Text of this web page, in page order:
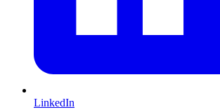
LinkedIn